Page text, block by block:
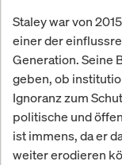
Staley war von
einer der
Generation. Seine
geben, ob
Ignoranz zum
politische und
ist immens, da er
weiter erodieren